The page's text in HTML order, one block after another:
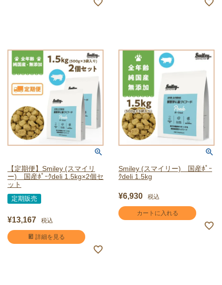
【定期便】Smiley (スマイリ
ー) 国産ﾎﾟｰｸdeli 1.5kg×2個セ
ット
定期販売
¥13,167 税込
詳細を見る
Smiley (スマイリー) 国産ﾎﾟｰ
ｸdeli 1.5kg
¥6,930 税込
カートに入れる